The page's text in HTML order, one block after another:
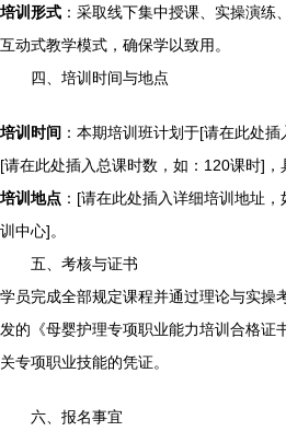
培训形式 ：采取线下集中授课、实操演
互动式教学模式，确保学以致用。
四、培训时间与地点
培训时间 ：本期培训班计划于[请在此处
[请在此处插入总课时数，如：120课时]，
培训地点 ：[请在此处插入详细培训地址
训中心]。
五、考核与证书
学员完成全部规定课程并通过理论与实操
发的《母婴护理专项职业能力培训合格证
关专项职业技能的凭证。
六、报名事宜